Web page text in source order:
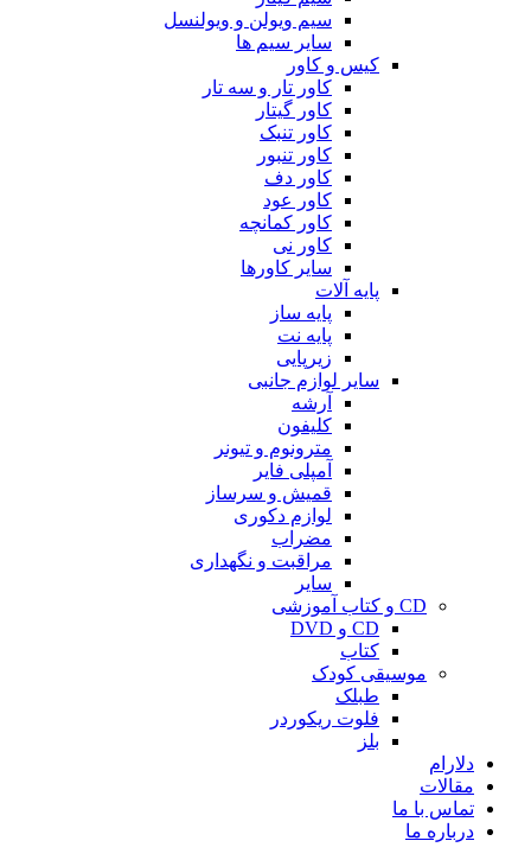
سیم ویولن و ویولنسل
سایر سیم ها
کیس و کاور
کاور تار و سه تار
کاور گیتار
کاور تنبک
کاور تنبور
کاور دف
کاور عود
کاور کمانچه
کاور نی
سایر کاورها
پایه آلات
پایه ساز
پایه نت
زیرپایی
سایر لوازم جانبی
آرشه
کلیفون
مترونوم و تیونر
آمپلی فایر
قمیش و سرساز
لوازم دکوری
مضراب
مراقبت و نگهداری
سایر
CD و کتاب آموزشی
CD و DVD
کتاب
موسیقی کودک
طبلک
فلوت ریکوردر
بلز
دلارام
مقالات
تماس با ما
درباره ما